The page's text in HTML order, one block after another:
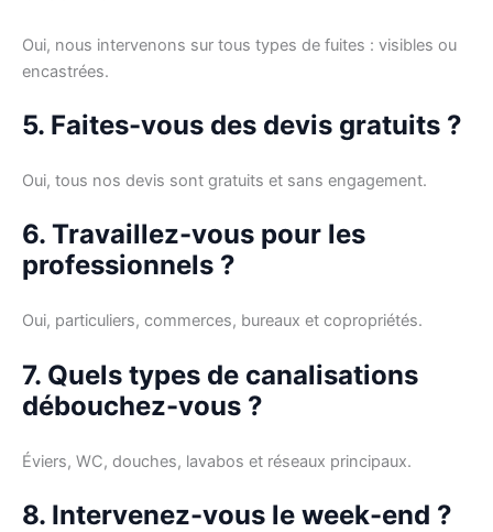
Oui, nous intervenons sur tous types de fuites : visibles ou
encastrées.
5. Faites-vous des devis gratuits ?
Oui, tous nos devis sont gratuits et sans engagement.
6. Travaillez-vous pour les
professionnels ?
Oui, particuliers, commerces, bureaux et copropriétés.
7. Quels types de canalisations
débouchez-vous ?
Éviers, WC, douches, lavabos et réseaux principaux.
8. Intervenez-vous le week-end ?